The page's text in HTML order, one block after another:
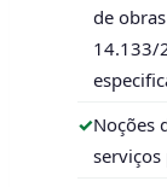
de
14.133/
Noções
serviços